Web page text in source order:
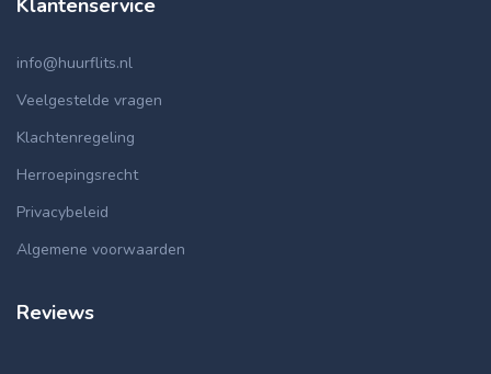
Klantenservice
info@huurflits.nl
Veelgestelde vragen
Klachtenregeling
Herroepingsrecht
Privacybeleid
Algemene voorwaarden
Reviews